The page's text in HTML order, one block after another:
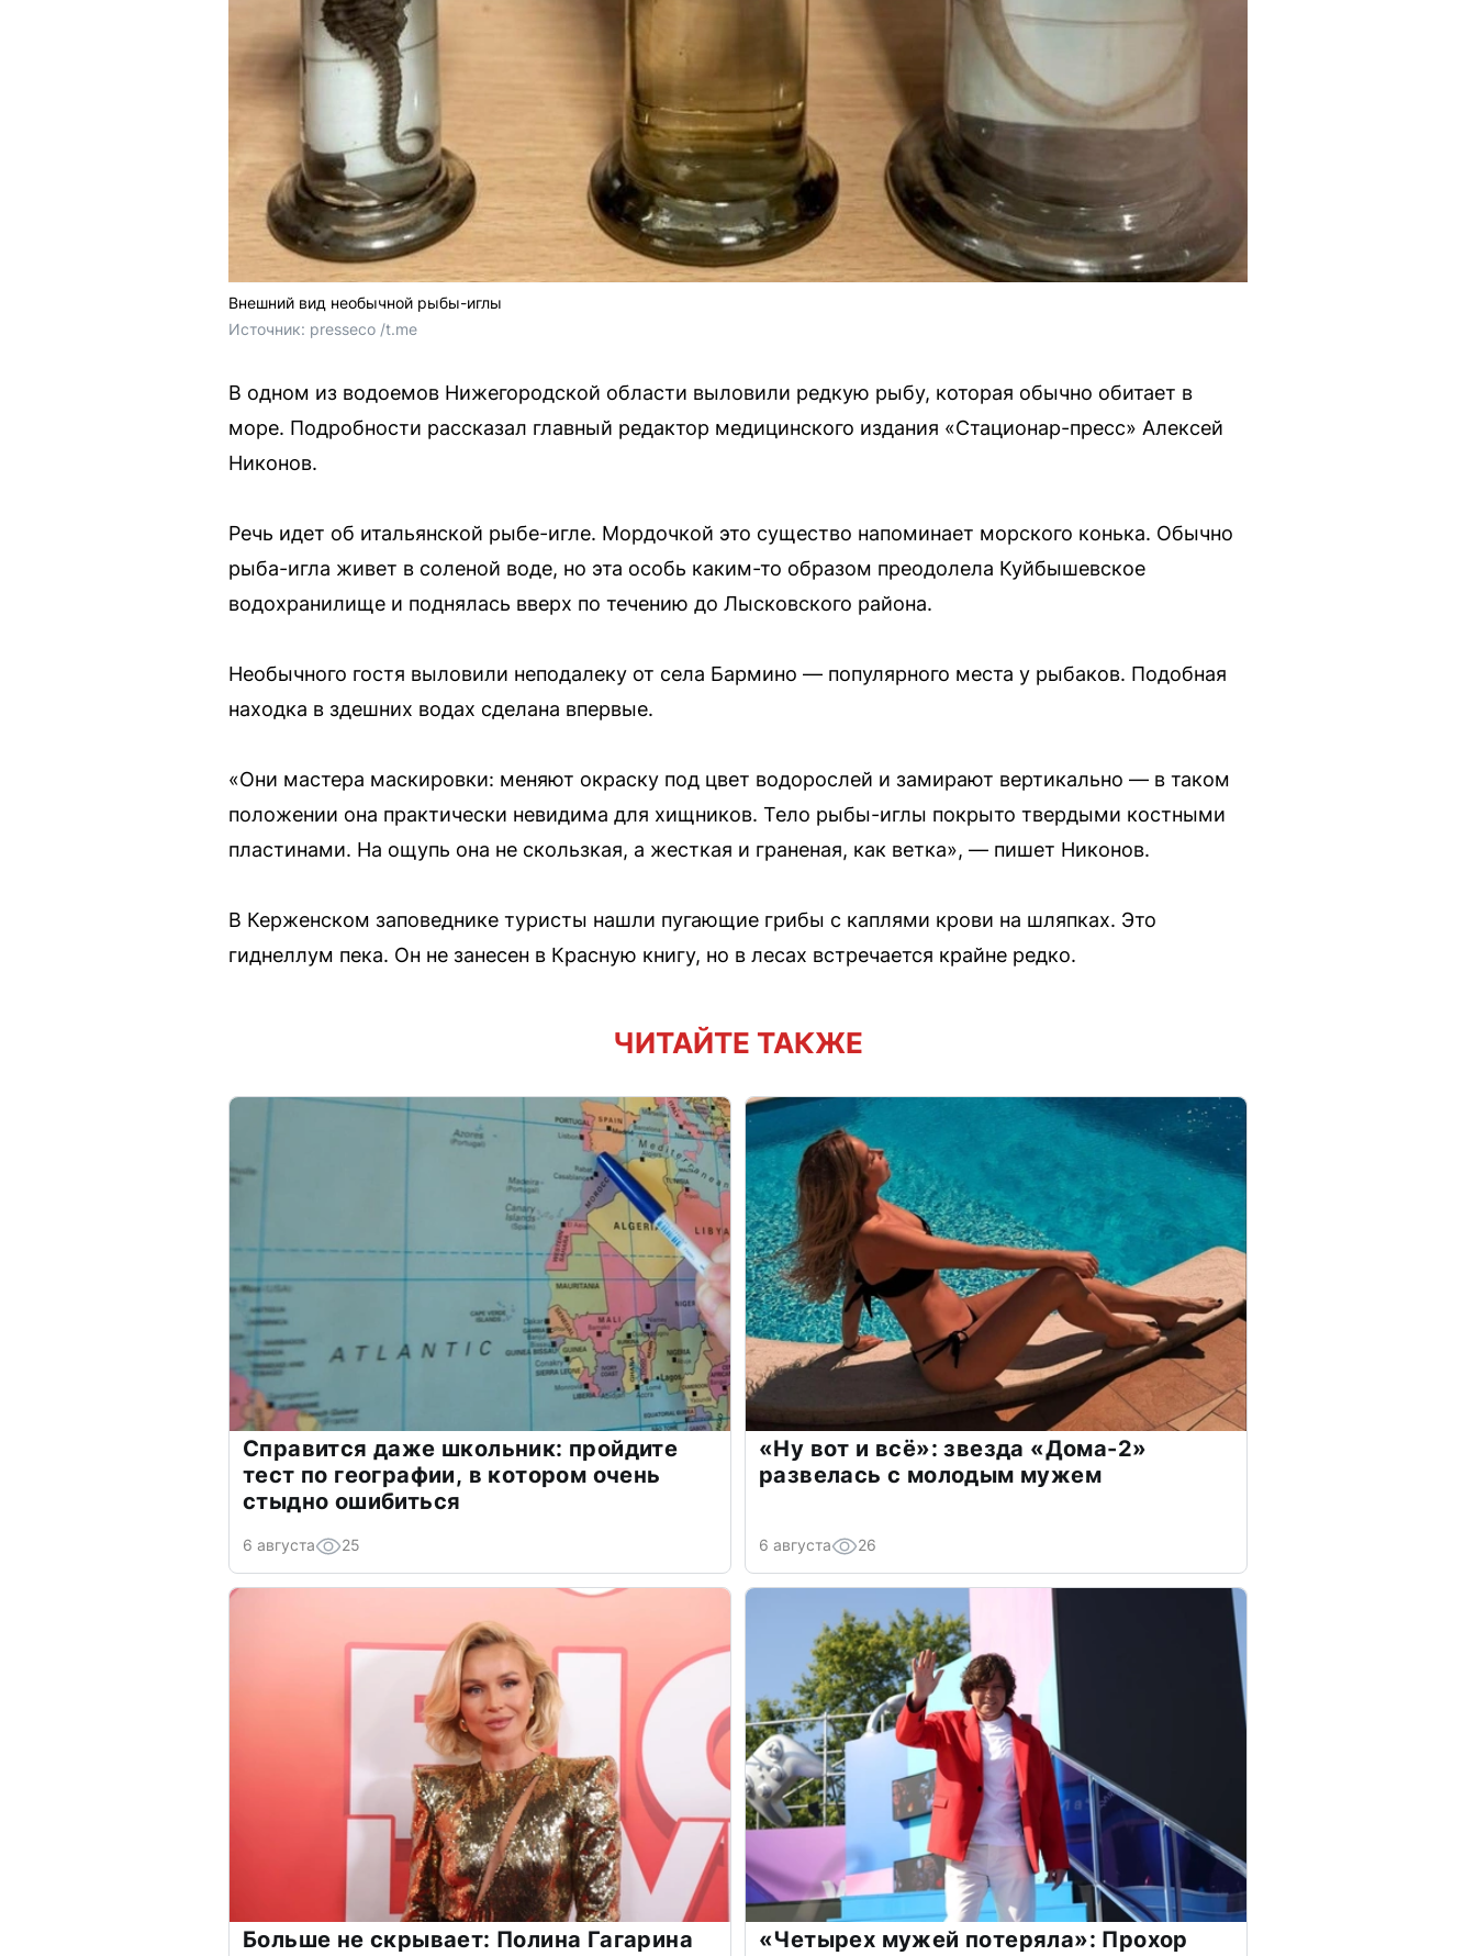
Внешний вид необычной рыбы-иглы
Источник: presseco /t.me
В одном из водоемов Нижегородской области выловили редкую рыбу, которая обычно обитает в
море. Подробности рассказал главный редактор медицинского издания «Стационар-пресс» Алексей
Никонов.
Речь идет об итальянской рыбе-игле. Мордочкой это существо напоминает морского конька. Обычно
рыба-игла живет в соленой воде, но эта особь каким-то образом преодолела Куйбышевское
водохранилище и поднялась вверх по течению до Лысковского района.
Необычного гостя выловили неподалеку от села Бармино — популярного места у рыбаков. Подобная
находка в здешних водах сделана впервые.
«Они мастера маскировки: меняют окраску под цвет водорослей и замирают вертикально — в таком
положении она практически невидима для хищников. Тело рыбы-иглы покрыто твердыми костными
пластинами. На ощупь она не скользкая, а жесткая и граненая, как ветка», — пишет Никонов.
В Керженском заповеднике туристы нашли пугающие грибы с каплями крови на шляпках. Это
гиднеллум пека. Он не занесен в Красную книгу, но в лесах встречается крайне редко.
ЧИТАЙТЕ ТАКЖЕ
Справится даже школьник: пройдите
тест по географии, в котором очень
стыдно ошибиться
6 августа 25
«Ну вот и всё»: звезда «Дома-2»
развелась с молодым мужем
6 августа 26
Больше не скрывает: Полина Гагарина
«Четырех мужей потеряла»: Прохор